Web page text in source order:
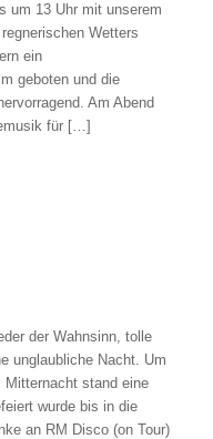
um 13 Uhr mit unserem
Wetters
ein
geboten und die
Am Abend
für […]
der Wahnsinn, tolle
unglaubliche Nacht. Um
Mitternacht stand eine
wurde bis in die
an RM Disco (on Tour)